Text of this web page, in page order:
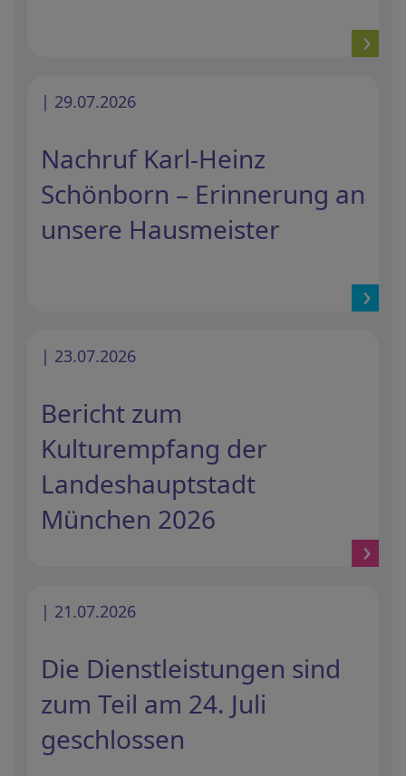
| 29.07.2026
Nachruf Karl-Heinz
Schönborn – Erinnerung an
unsere Hausmeister
| 23.07.2026
Bericht zum
Kulturempfang der
Landeshauptstadt
München 2026
| 21.07.2026
Die Dienstleistungen sind
zum Teil am 24. Juli
geschlossen